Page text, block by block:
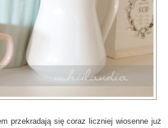
przekradają się coraz liczniej wiosenne już